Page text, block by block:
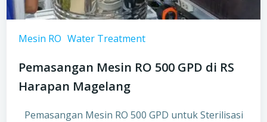
Mesin RO Water Treatment
Pemasangan Mesin RO 500 GPD di RS
Harapan Magelang
Pemasangan Mesin RO 500 GPD untuk Sterilisasi